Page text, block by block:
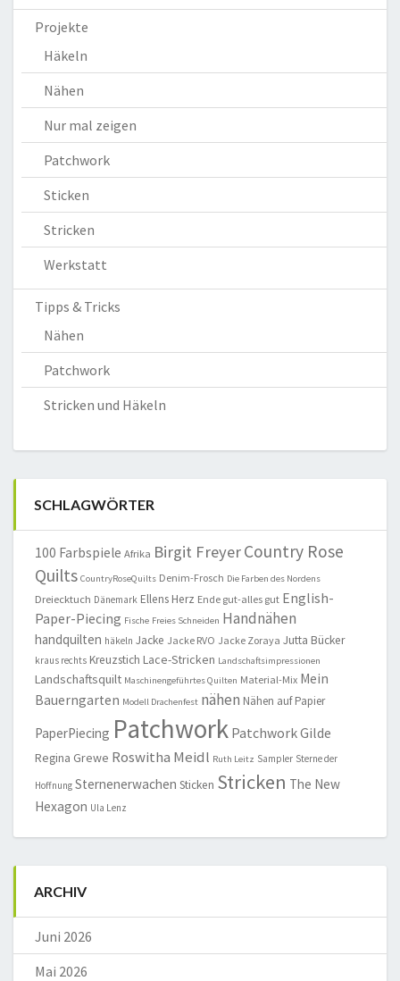
Projekte
Häkeln
Nähen
Nur mal zeigen
Patchwork
Sticken
Stricken
Werkstatt
Tipps & Tricks
Nähen
Patchwork
Stricken und Häkeln
SCHLAGWÖRTER
100 Farbspiele Afrika Birgit FreyerCountry Rose
Quilts CountryRoseQuilts Denim-Frosch Die Farben des Nordens
Dreiecktuch Dänemark Ellens Herz Ende gut-alles gut English-
Paper-Piecing Fische Freies Schneiden Handnähen
handquilten häkeln Jacke Jacke RVO Jacke Zoraya Jutta Bücker
kraus rechts Kreuzstich Lace-Stricken Landschaftsimpressionen
Landschaftsquilt Maschinengeführtes Quilten Material-Mix Mein
Bauerngarten Modell Drachenfest nähen Nähen auf Papier
PaperPiecing Patchwork Patchwork Gilde
Regina Grewe Roswitha Meidl Ruth Leitz Sampler Sterne der
Hoffnung Sternenerwachen Sticken Stricken The New
Hexagon Ula Lenz
ARCHIV
Juni 2026
Mai 2026